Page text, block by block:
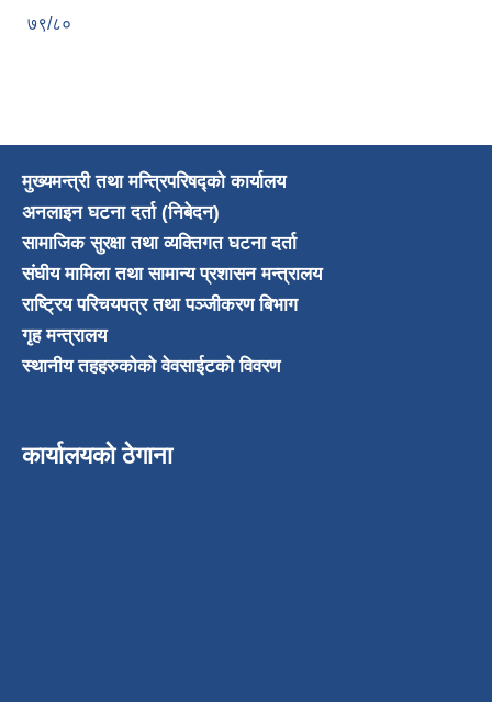
७९/८०
मुख्यमन्त्री तथा मन्त्रिपरिषद्को कार्यालय
अनलाइन घटना दर्ता (निबेदन)
सामाजिक सुरक्षा तथा व्यक्तिगत घटना दर्ता
संघीय मामिला तथा सामान्य प्रशासन मन्त्रालय
राष्ट्रिय परिचयपत्र तथा पञ्जीकरण बिभाग
गृह मन्त्रालय
स्थानीय तहहरुकोको वेवसाईटको विवरण
कार्यालयको ठेगाना